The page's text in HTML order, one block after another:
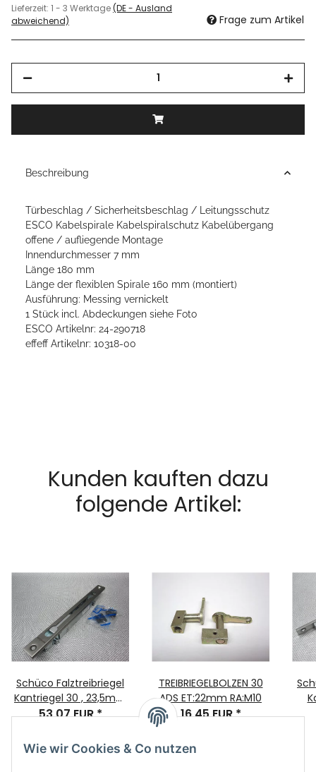
Wie wir Cookies & Co nutzen
Lieferzeit: 1 - 3 Werktage(DE - Ausland
abweichend)
Frage zum Artikel
Beschreibung
Türbeschlag / Sicherheitsbeschlag / Leitungsschutz
ESCO Kabelspirale Kabelspiralschutz Kabelübergang
offene / aufliegende Montage
Innendurchmesser 7 mm
Länge 180 mm
Länge der flexiblen Spirale 160 mm (montiert)
Ausführung: Messing vernickelt
1 Stück incl. Abdeckungen siehe Foto
ESCO Artikelnr: 24-290718
effeff Artikelnr: 10318-00
Kunden kauften dazu
folgende Artikel:
Schüco Falztreibriegel
Kantriegel 30 , 23,5mm
Dorn U250x24 Nr. 209135
53,07 EUR*
TREIBRIEGELBOLZEN 30
ADS ET:22mm RA:M10
16,45 EUR*
Schüco